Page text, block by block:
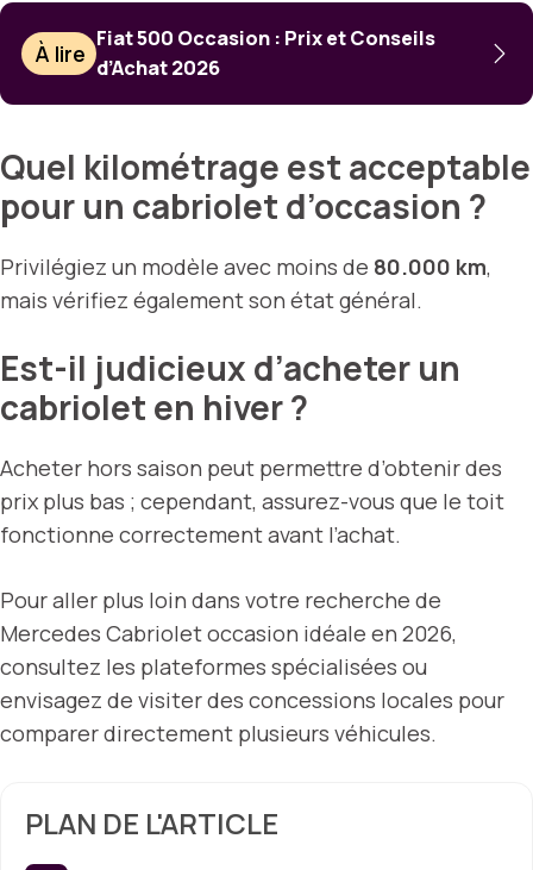
À lire
Fiat 500 Occasion : Prix et Conseils
d’Achat 2026
Quel kilométrage est acceptable
pour un cabriolet d’occasion ?
Privilégiez un modèle avec moins de 80.000 km,
mais vérifiez également son état général.
Est-il judicieux d’acheter un
cabriolet en hiver ?
Acheter hors saison peut permettre d’obtenir des
prix plus bas ; cependant, assurez-vous que le toit
fonctionne correctement avant l’achat.
Pour aller plus loin dans votre recherche de
Mercedes Cabriolet occasion idéale en 2026,
consultez les plateformes spécialisées ou
envisagez de visiter des concessions locales pour
comparer directement plusieurs véhicules.
PLAN DE L'ARTICLE